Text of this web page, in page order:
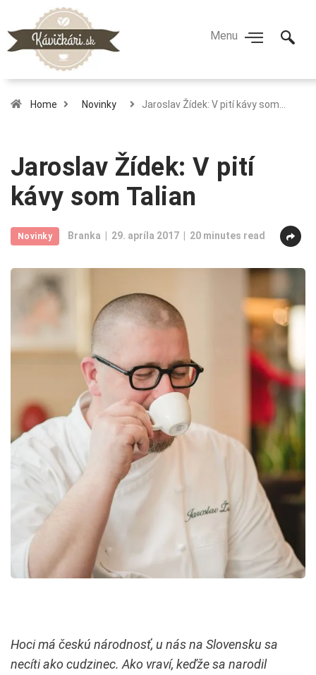
Home Novinky Jaroslav Žídek: V pití kávy som…
Jaroslav Žídek: V pití
kávy som Talian
Novinky Branka 29. apríla 2017 20 minutes read
Hoci má českú národnosť, u nás na Slovensku sa
necíti ako cudzinec. Ako vraví, keďže sa narodil